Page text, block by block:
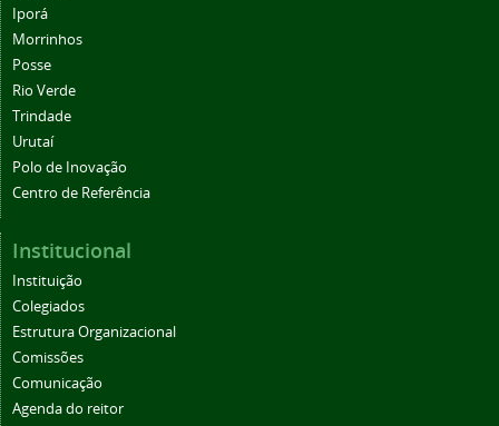
Iporá
Morrinhos
Posse
Rio Verde
Trindade
Urutaí
Polo de Inovação
Centro de Referência
Institucional
Instituição
Colegiados
Estrutura Organizacional
Comissões
Comunicação
Agenda do reitor